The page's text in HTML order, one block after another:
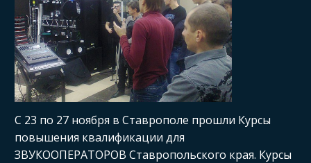
С 23 по 27 ноября в Ставрополе прошли Курсы
повышения квалификации для
ЗВУКООПЕРАТОРОВ Ставропольского края. Курсы